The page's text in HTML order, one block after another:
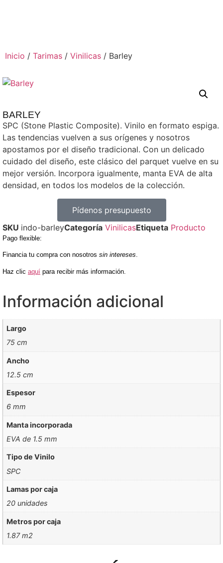
Inicio / Tarimas / Vinilicas / Barley
BARLEY
SPC (Stone Plastic Composite). Vinilo en formato espiga.
Las tendencias vuelven a sus orígenes y nosotros
apostamos por el diseño tradicional. Con un delicado
cuidado del diseño, este clásico del parquet vuelve en su
mejor versión. Incorpora igualmente, manta EVA de alta
densidad, en todos los modelos de la colección.
Pídenos presupuesto
SKU indo-barleyCategoría VinilicasEtiqueta Producto
Pago flexible:
Financia tu compra con nosotros sin intereses.
Haz clic aquí para recibir más información.
Información adicional
Largo
75 cm
Ancho
12.5 cm
Espesor
6 mm
Manta incorporada
EVA de 1.5 mm
Tipo de Vinilo
SPC
Lamas por caja
20 unidades
Metros por caja
1.87 m2